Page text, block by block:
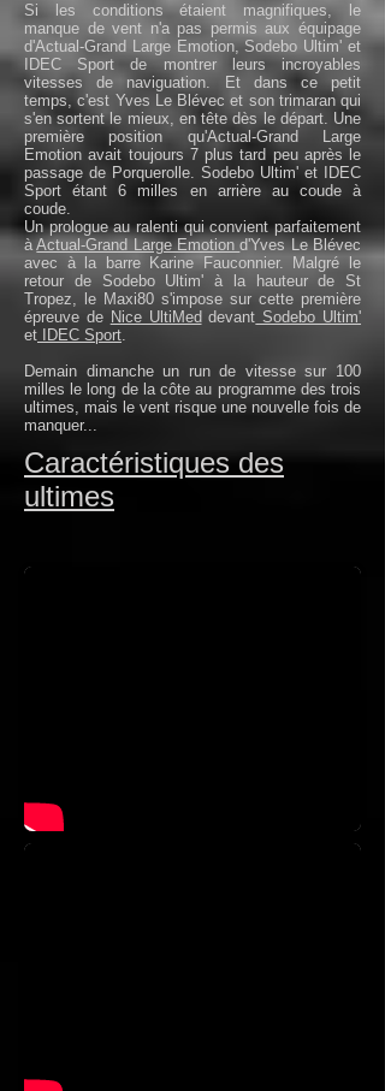
Si les conditions étaient magnifiques, le
manque de vent n'a pas permis aux équipage
d'Actual-Grand Large Emotion, Sodebo Ultim' et
IDEC Sport de montrer leurs incroyables
vitesses de naviguation. Et dans ce petit
temps, c'est Yves Le Blévec et son trimaran qui
s'en sortent le mieux, en tête dès le départ. Une
première position qu'Actual-Grand Large
Emotion avait toujours 7 plus tard peu après le
passage de Porquerolle. Sodebo Ultim' et IDEC
Sport étant 6 milles en arrière au coude à
coude.
Un prologue au ralenti qui convient parfaitement
àActual-Grand Large Emotiond'Yves Le Blévec
avec à la barre Karine Fauconnier. Malgré le
retour de Sodebo Ultim' à la hauteur de St
Tropez, le Maxi80 s'impose sur cette première
épreuve de Nice UltiMed devant Sodebo Ultim'
et IDEC Sport.
Demain dimanche un run de vitesse sur 100
milles le long de la côte au programme des trois
ultimes, mais le vent risque une nouvelle fois de
manquer...
Caractéristiques des
ultimes